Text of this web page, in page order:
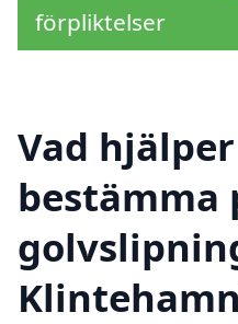
förpliktelser
Vad
bestämma